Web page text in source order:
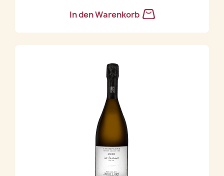
In den Warenkorb